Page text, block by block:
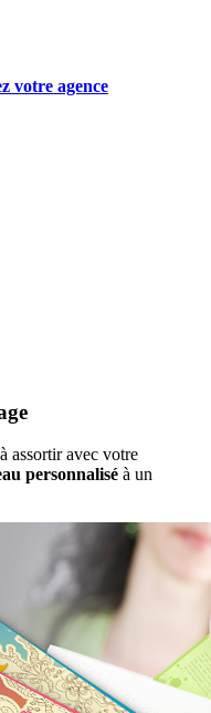
votre agence
à assortir avec votre
personnalisé à un